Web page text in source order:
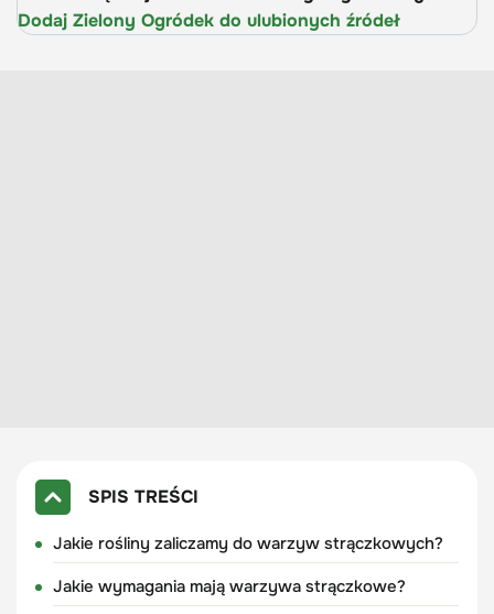
Dodaj Zielony Ogródek do ulubionych źródeł
SPIS TREŚCI
Jakie rośliny zaliczamy do warzyw strączkowych?
Jakie wymagania mają warzywa strączkowe?